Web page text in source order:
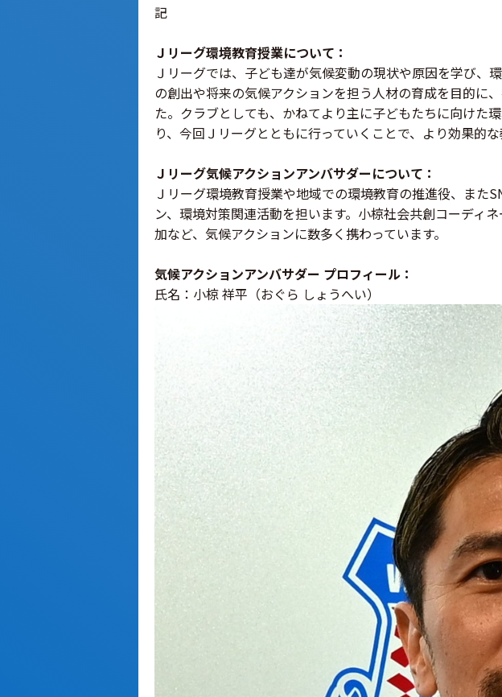
記
Ｊリーグ環境教育授業について：
Ｊリーグでは、子ども達が気候変動の現状や原因を学び、
の創出や将来の気候アクションを担う人材の育成を目的に
た。クラブとしても、かねてより主に子どもたちに向けた
り、今回Ｊリーグとともに行っていくことで、より効果的
Ｊリーグ気候アクションアンバサダーについて：
Ｊリーグ環境教育授業や地域での環境教育の推進役、また
ン、環境対策関連活動を担います。小椋社会共創コーディ
加など、気候アクションに数多く携わっています。
気候アクションアンバサダー プロフィール：
氏名：小椋 祥平（おぐら しょうへい）